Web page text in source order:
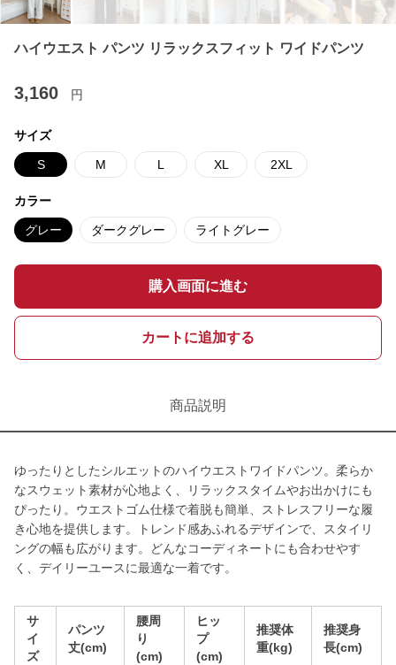
ハイウエスト パンツ リラックスフィット ワイドパンツ
3,160 円
サイズ
S M L XL 2XL
カラー
グレー ダークグレー ライトグレー
購入画面に進む
カートに追加する
商品説明
ゆったりとしたシルエットのハイウエストワイドパンツ。柔らか
なスウェット素材が心地よく、リラックスタイムやお出かけにも
ぴったり。ウエストゴム仕様で着脱も簡単、ストレスフリーな履
き心地を提供します。トレンド感あふれるデザインで、スタイリ
ングの幅も広がります。どんなコーディネートにも合わせやす
く、デイリーユースに最適な一着です。
サ
イ
ズ
パンツ
丈(cm)
腰周
り
(cm)
ヒッ
プ
(cm)
推奨体
重(kg)
推奨身
長(cm)